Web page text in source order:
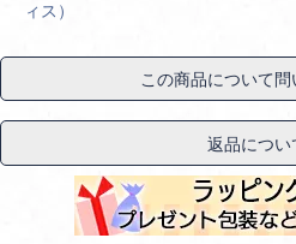
ィス）
この商品について問
返品につい